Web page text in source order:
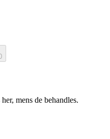
mens de behandles.